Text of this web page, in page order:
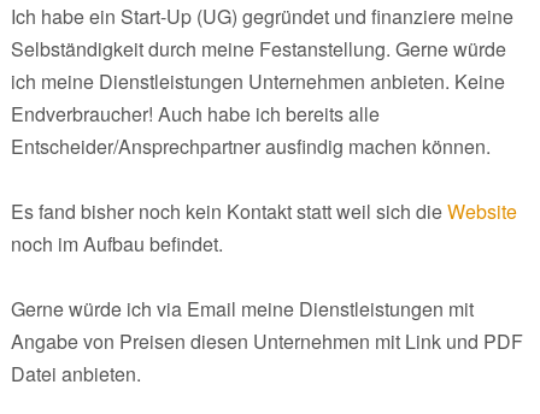
Ich habe ein Start-Up (UG) gegründet und finanziere meine
Selbständigkeit durch meine Festanstellung. Gerne würde
ich meine Dienstleistungen Unternehmen anbieten. Keine
Endverbraucher! Auch habe ich bereits alle
Entscheider/Ansprechpartner ausfindig machen können.
Es fand bisher noch kein Kontakt statt weil sich dieWebsite
noch im Aufbau befindet.
Gerne würde ich via Email meine Dienstleistungen mit
Angabe von Preisen diesen Unternehmen mit Link und PDF
Datei anbieten.